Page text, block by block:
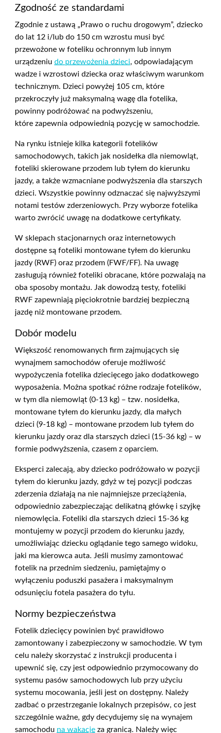
Zgodność ze standardami
Zgodnie z ustawą „Prawo o ruchu drogowym”, dziecko
do lat 12 i/lub do 150 cm wzrostu musi być
przewożone w foteliku ochronnym lub innym
urządzeniu do przewożenia dzieci, odpowiadającym
wadze i wzrostowi dziecka oraz właściwym warunkom
technicznym. Dzieci powyżej 105 cm, które
przekroczyły już maksymalną wagę dla fotelika,
powinny podróżować na podwyższeniu,
które zapewnia odpowiednią pozycję w samochodzie.
Na rynku istnieje kilka kategorii fotelików
samochodowych, takich jak nosidełka dla niemowląt,
foteliki skierowane przodem lub tyłem do kierunku
jazdy, a także wzmacniane podwyższenia dla starszych
dzieci. Wszystkie powinny odznaczać się najwyższymi
notami testów zderzeniowych. Przy wyborze fotelika
warto zwrócić uwagę na dodatkowe certyfikaty.
W sklepach stacjonarnych oraz internetowych
dostępne są foteliki montowane tyłem do kierunku
jazdy (RWF) oraz przodem (FWF/FF). Na uwagę
zasługują również foteliki obracane, które pozwalają na
oba sposoby montażu. Jak dowodzą testy, foteliki
RWF zapewniają pięciokrotnie bardziej bezpieczną
jazdę niż montowane przodem.
Dobór modelu
Większość renomowanych firm zajmujących się
wynajmem samochodów oferuje możliwość
wypożyczenia fotelika dziecięcego jako dodatkowego
wyposażenia. Można spotkać różne rodzaje fotelików,
w tym dla niemowląt (0-13 kg) – tzw. nosidełka,
montowane tyłem do kierunku jazdy, dla małych
dzieci (9-18 kg) – montowane przodem lub tyłem do
kierunku jazdy oraz dla starszych dzieci (15-36 kg) – w
formie podwyższenia, czasem z oparciem.
Eksperci zalecają, aby dziecko podróżowało w pozycji
tyłem do kierunku jazdy, gdyż w tej pozycji podczas
zderzenia działają na nie najmniejsze przeciążenia,
odpowiednio zabezpieczając delikatną główkę i szyjkę
niemowlęcia. Foteliki dla starszych dzieci 15-36 kg
montujemy w pozycji przodem do kierunku jazdy,
umożliwiając dziecku oglądanie tego samego widoku,
jaki ma kierowca auta. Jeśli musimy zamontować
fotelik na przednim siedzeniu, pamiętajmy o
wyłączeniu poduszki pasażera i maksymalnym
odsunięciu fotela pasażera do tyłu.
Normy bezpieczeństwa
Fotelik dziecięcy powinien być prawidłowo
zamontowany i zabezpieczony w samochodzie. W tym
celu należy skorzystać z instrukcji producenta i
upewnić się, czy jest odpowiednio przymocowany do
systemu pasów samochodowych lub przy użyciu
systemu mocowania, jeśli jest on dostępny. Należy
zadbać o przestrzeganie lokalnych przepisów, co jest
szczególnie ważne, gdy decydujemy się na wynajem
samochodu na wakacje za granicą. Należy więc